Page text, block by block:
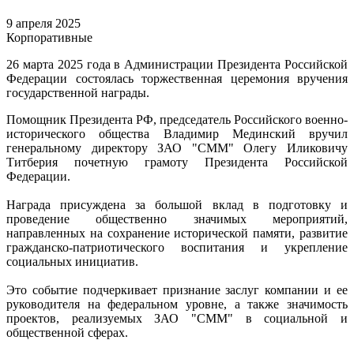
9 апреля 2025
Корпоративные
26 марта 2025 года в Администрации Президента Российской
Федерации состоялась торжественная церемония вручения
государственной награды.
Помощник Президента РФ, председатель Российского военно-
исторического общества Владимир Мединский вручил
генеральному директору ЗАО "СММ" Олегу Иликовичу
Титберия почетную грамоту Президента Российской
Федерации.
Награда присуждена за большой вклад в подготовку и
проведение общественно значимых мероприятий,
направленных на сохранение исторической памяти, развитие
гражданско-патриотического воспитания и укрепление
социальных инициатив.
Это событие подчеркивает признание заслуг компании и ее
руководителя на федеральном уровне, а также значимость
проектов, реализуемых ЗАО "СММ" в социальной и
общественной сферах.